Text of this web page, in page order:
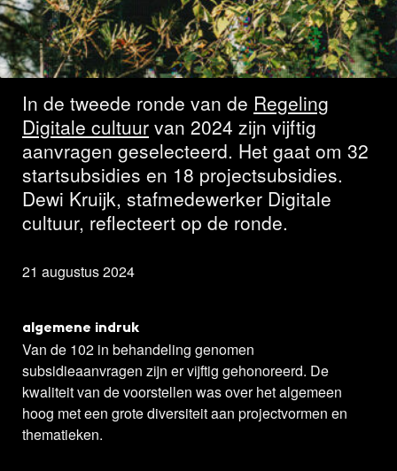
projecten
geselecteerd
In de tweede ronde van de Regeling
Digitale cultuur van 2024 zijn vijftig
aanvragen geselecteerd. Het gaat om 32
startsubsidies en 18 projectsubsidies.
Dewi Kruijk, stafmedewerker Digitale
cultuur, reflecteert op de ronde.
21 augustus 2024
algemene indruk
Van de 102 in behandeling genomen
subsidieaanvragen zijn er vijftig gehonoreerd. De
kwaliteit van de voorstellen was over het algemeen
hoog met een grote diversiteit aan projectvormen en
thematieken.